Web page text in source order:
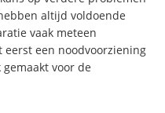
altijd voldoende
vaak meteen
een noodvoorziening
voor de